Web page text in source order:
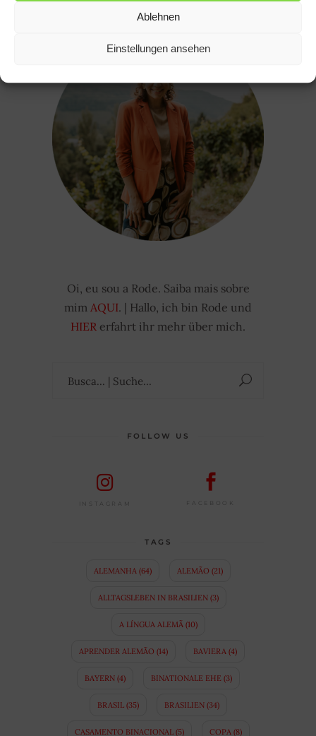
Ablehnen
Einstellungen ansehen
Oi, eu sou a Rode. Saiba mais sobre
mim AQUI. | Hallo, ich bin Rode und
HIER erfahrt ihr mehr über mich.
FOLLOW US
INSTAGRAM FACEBOOK
TAGS
ALEMANHA(64) ALEMÃO (21)
ALLTAGSLEBEN IN BRASILIEN(3)
A LÍNGUA ALEMÃ(10)
APRENDER ALEMÃO (14) BAVIERA (4)
BAYERN(4) BINATIONALE EHE(3)
BRASIL(35) BRASILIEN(34)
CASAMENTO BINACIONAL(5) COPA(8)